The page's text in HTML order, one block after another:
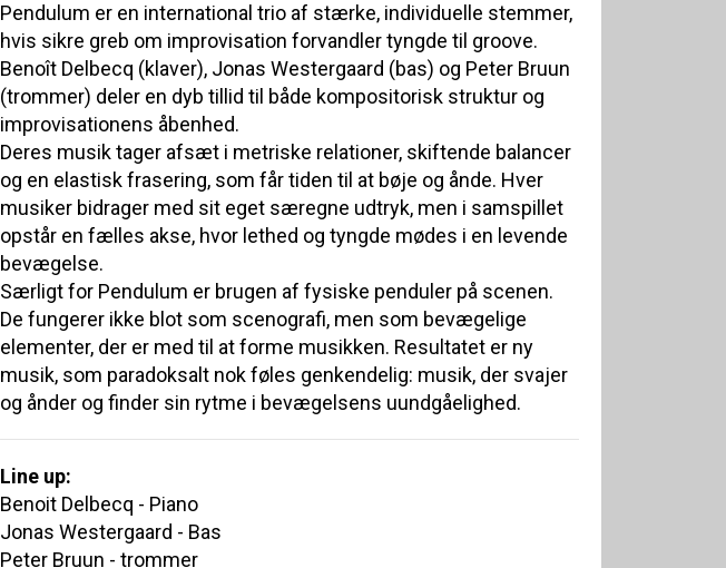
Pendulum er en international trio af stærke, individuelle stemmer,
hvis sikre greb om improvisation forvandler tyngde til groove.
Benoît Delbecq (klaver), Jonas Westergaard (bas) og Peter Bruun
(trommer) deler en dyb tillid til både kompositorisk struktur og
improvisationens åbenhed.
Deres musik tager afsæt i metriske relationer, skiftende balancer
og en elastisk frasering, som får tiden til at bøje og ånde. Hver
musiker bidrager med sit eget særegne udtryk, men i samspillet
opstår en fælles akse, hvor lethed og tyngde mødes i en levende
bevægelse.
Særligt for Pendulum er brugen af fysiske penduler på scenen.
De fungerer ikke blot som scenografi, men som bevægelige
elementer, der er med til at forme musikken. Resultatet er ny
musik, som paradoksalt nok føles genkendelig: musik, der svajer
og ånder og finder sin rytme i bevægelsens uundgåelighed.
Line up:
Benoit Delbecq - Piano
Jonas Westergaard - Bas
Peter Bruun - trommer